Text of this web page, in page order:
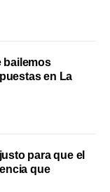
bailemos
en La
para que el
que